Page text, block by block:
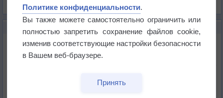
Список всех карт
Космическая погода влияет на транспорт
Политике конфиденциальности.
Вы также можете самостоятельно ограничить или
полностью запретить сохранение файлов cookie,
изменив соответствующие настройки безопасности
в Вашем веб-браузере.
Принять